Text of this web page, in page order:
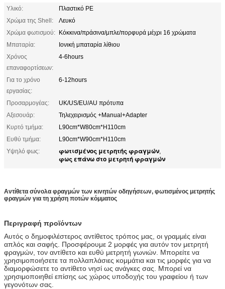
Υλικό:
Πλαστικό PE
Χρώμα της Shell:
Λευκό
Χρώμα φωτισμού: Κόκκινα/πράσινα/μπλε/πορφυρά μέχρι 16 χρώματα
Μπαταρία:
Ιονική μπαταρία λίθιου
Χρόνος
επαναφορτίσεων:
4-6hours
Για το χρόνο
εργασίας:
6-12hours
Προσαρμογέας:
UK/US/EU/AU πρότυπα
Αξεσουάρ:
Τηλεχειρισμός +Manual+Adapter
Κυρτό τμήμα:
L90cm*W80cm*H110cm
Ευθύ τμήμα:
L90cm*W90cm*H110cm
Υψηλό φως:
φωτισμένος μετρητής φραγμών,
φως επάνω στο μετρητή φραγμών
Αντίθετα σύνολα φραγμών των κινητών οδηγήσεων, φωτισμένος μετρητής
φραγμών για τη χρήση ποτών κόμματος
Περιγραφή προϊόντων
Αυτός ο δημοφιλέστερος αντίθετος τρόπος μας, οι γραμμές είναι
απλός και σαφής. Προσφέρουμε 2 μορφές για αυτόν τον μετρητή
φραγμών, τον αντίθετο και ευθύ μετρητή γωνιών. Μπορείτε να
χρησιμοποιήσετε τα πολλαπλάσιες κομμάτια και τις μορφές για να
διαμορφώσετε το αντίθετο νησί ως ανάγκες σας. Μπορεί να
χρησιμοποιηθεί επίσης ως χώρος υποδοχής του γραφείου ή των
γεγονότων σας.